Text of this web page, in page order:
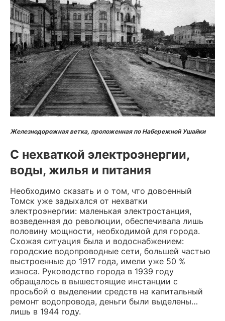
Железнодорожная ветка, проложенная по Набережной Ушайки
С нехваткой электроэнергии,
воды, жилья и питания
Необходимо сказать и о том, что довоенный
Томск уже задыхался от нехватки
электроэнергии: маленькая электростанция,
возведенная до революции, обеспечивала лишь
половину мощности, необходимой для города.
Схожая ситуация была и водоснабжением:
городские водопроводные сети, большей частью
выстроенные до 1917 года, имели уже 50 %
износа. Руководство города в 1939 году
обращалось в вышестоящие инстанции с
просьбой о выделении средств на капитальный
ремонт водопровода, деньги были выделены…
лишь в 1944 году.